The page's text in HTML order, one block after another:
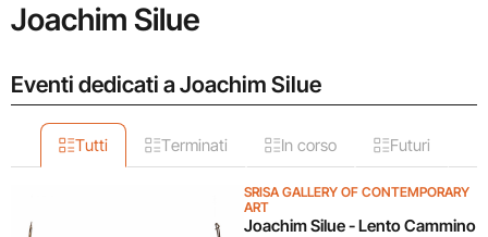
Joachim Silue
Eventi dedicati a Joachim Silue
Tutti Terminati In corso Futuri
SRISA GALLERY OF CONTEMPORARY
ART
Joachim Silue - Lento Cammino